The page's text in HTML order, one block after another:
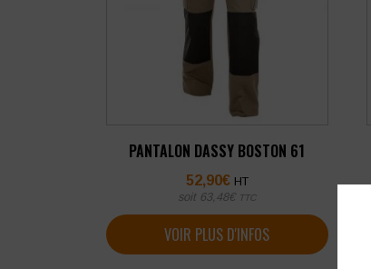
PANTALON DASSY BOSTON 61
52,90€ HT
soit 63,48€ TTC
VOIR PLUS D'INFOS